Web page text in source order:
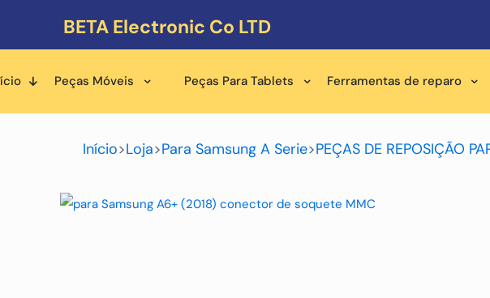
BETA Electronic Co LTD
Peças Móveis Peças Para Tablets Ferramentas de reparo
Início>Loja>Para Samsung A Serie>PEÇAS DE REPOSIÇÃO